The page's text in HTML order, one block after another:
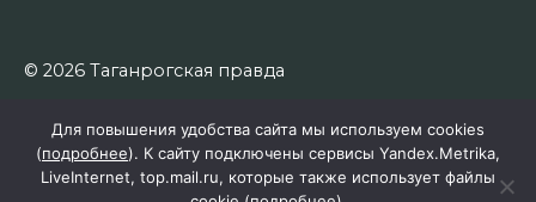
© 2026 Таганрогская правда
Для повышения удобства сайта мы используем cookies
(подробнее). К сайту подключены сервисы Yandex.Metrika,
LiveInternet, top.mail.ru, которые также использует файлы